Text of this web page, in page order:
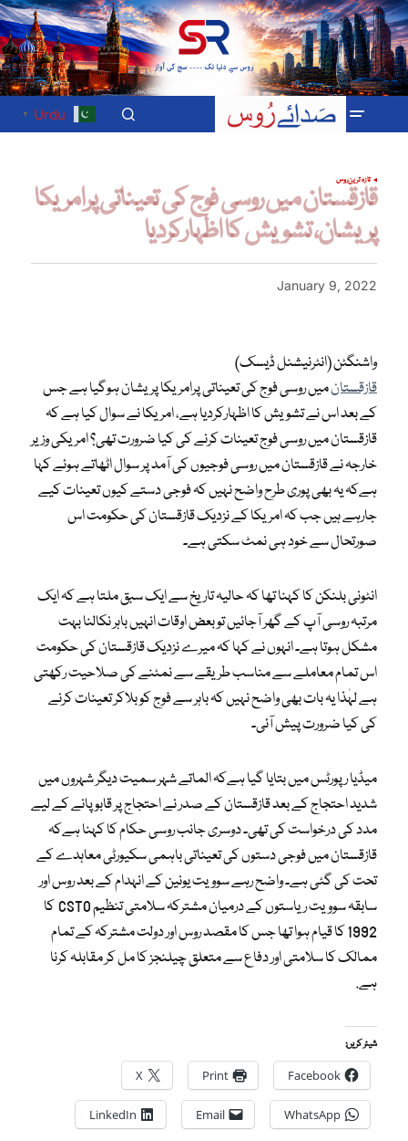
Urdu
▼
تازہ ترینروس
قازقستان میں روسی فوج کی تعیناتی پرامریکا
پریشان، تشویش کا اظہارکردیا
January 9, 2022
واشنگٹن (انٹرنیشنل ڈیسک)
قازقستانمیں روسی فوج کی تعیناتی پرامریکا پریشان ہوگیا ہے جس
کے بعد اس نے تشویش کا اظہارکردیا ہے، امریکا نے سوال کیا ہے کہ
قازقستان میں روسی فوج تعینات کرنے کی کیا ضرورت تھی؟ امریکی وزیر
خارجہ نے قازقستان میں روسی فوجیوں کی آمد پر سوال اٹھاتے ہوئے کہا
ہےکہ یہ بھی پوری طرح واضح نہیں کہ فوجی دستے کیوں تعینات کیے
جارہے ہیں جب کہ امریکا کے نزدیک قازقستان کی حکومت اس
صورتحال سے خود ہی نمٹ سکتی ہے۔
انٹونی بلنکن کا کہنا تھا کہ حالیہ تاریخ سے ایک سبق ملتا ہے کہ ایک
مرتبہ روسی آپ کے گھر آجائیں تو بعض اوقات انہیں باہر نکالنا بہت
مشکل ہوتا ہے۔ انہوں نے کہا کہ میرے نزدیک قازقستان کی حکومت
اس تمام معاملے سے مناسب طریقے سے نمٹنے کی صلاحیت رکھتی
ہے لہٰذا یہ بات بھی واضح نہیں کہ باہر سے فوج کو بلاکر تعینات کرنے
کی کیا ضرورت پیش آئی۔
میڈیا رپورٹس میں بتایا گیا ہےکہ الماتے شہر سمیت دیگر شہروں میں
شدید احتجاج کے بعد قازقستان کے صدر نے احتجاج پر قابو پانے کے لیے
مدد کی درخواست کی تھی۔ دوسری جانب روسی حکام کا کہنا ہےکہ
قازقستان میں فوجی دستوں کی تعیناتی باہمی سکیورٹی معاہدے کے
تحت کی گئی ہے۔ واضح رہے سوویت یونین کے انہدام کے بعد روس اور
سابقہ سوویت ریاستوں کے درمیان مشترکہ سلامتی تنظیم CSTO کا
1992 کا قیام ہوا تھا جس کا مقصد روس اور دولت مشترکہ کے تمام
ممالک کا سلامتی اور دفاع سے متعلق چیلنجز کا مل کر مقابلہ کرنا
ہے.
شیئر کریں:
Facebook
Print
X
WhatsApp
Email
LinkedIn